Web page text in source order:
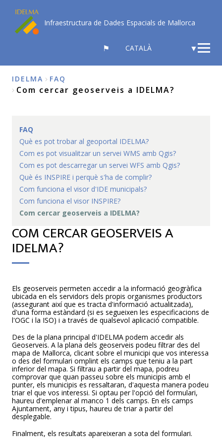
contingut
Infraestructura de Dades Espacials de Mallorca
YOUR
LANGUAGE
Fil
IDELMA FAQ
Com cercar geoserveis a IDELMA?
FAQ
Què es pot trobar al geoportal IDELMA?
Com es pot visualitzar un servei WMS amb Qgis?
Com es pot descarregar un servei WFS amb Qgis?
Què és INSPIRE i perquè s'ha de complir?
Com funciona el visor d'IDE municipals?
Com funciona el visor INSPIRE?
Com cercar geoserveis a IDELMA?
COM CERCAR GEOSERVEIS A
IDELMA?
Els geoserveis permeten accedir a la informació geogràfica
ubicada en els servidors dels propis organismes productors
(assegurant així que es tracta d'informació actualitzada),
d'una forma estàndard (si es segueixen les especificacions de
l'OGC i la ISO) i a través de qualsevol aplicació compatible.
Des de la plana principal d'IDELMA podem accedir als
Geoserveis. A la plana dels geoserveis podeu filtrar des del
mapa de Mallorca, clicant sobre el municipi que vos interessa
o des del formulari omplint els camps que teniu a la part
inferior del mapa. Si filtrau a partir del mapa, podreu
comprovar que quan passeu sobre els municipis amb el
punter, els municipis es ressaltaran, d'aquesta manera podeu
triar el que vos interessi. Si optau per l'opció del formulari,
haureu d'emplenar al manco 1 dels camps. En els camps
Ajuntament, any i tipus, haureu de triar a partir del
desplegable.
Finalment, els resultats apareixeran a sota del formulari.